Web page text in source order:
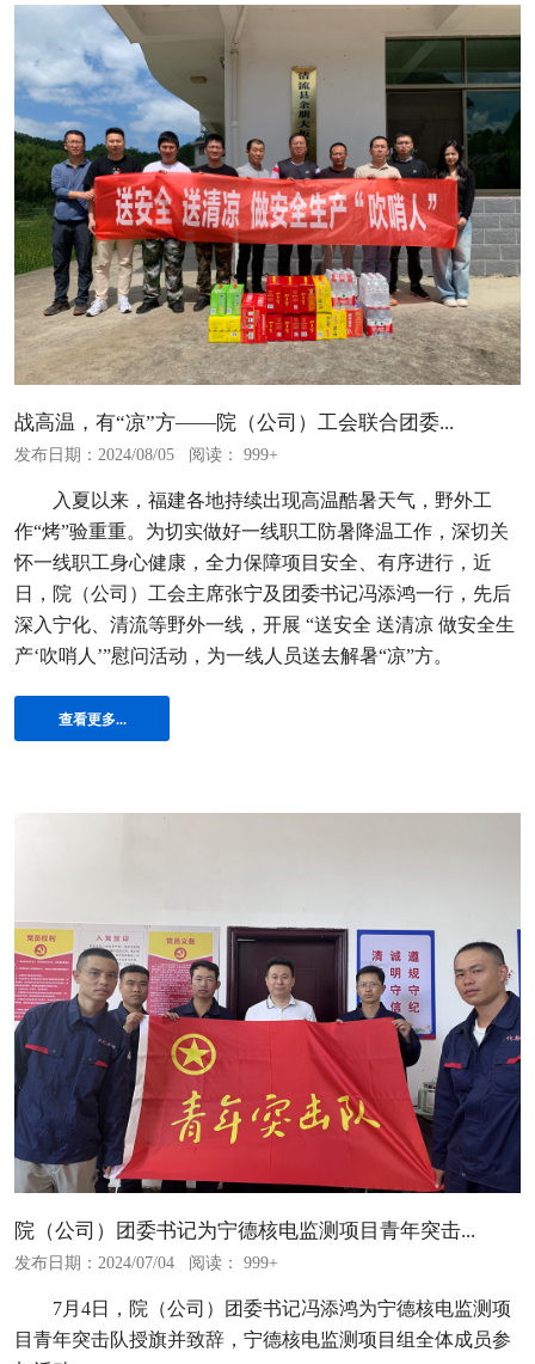
战高温，有“凉”方——院（公司）工会联合团委...
发布日期：2024/08/05 阅读： 999+
入夏以来，福建各地持续出现高温酷暑天气，野外工
作“烤”验重重。为切实做好一线职工防暑降温工作，深切关
怀一线职工身心健康，全力保障项目安全、有序进行，近
日，院（公司）工会主席张宁及团委书记冯添鸿一行，先后
深入宁化、清流等野外一线，开展 “送安全 送清凉 做安全生
产‘吹哨人’”慰问活动，为一线人员送去解暑“凉”方。
查看更多...
院（公司）团委书记为宁德核电监测项目青年突击...
发布日期：2024/07/04 阅读： 999+
7月4日，院（公司）团委书记冯添鸿为宁德核电监测项
目青年突击队授旗并致辞，宁德核电监测项目组全体成员参